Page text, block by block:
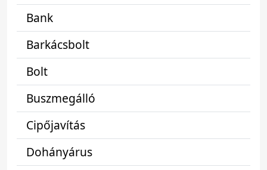
Bank
Barkácsbolt
Bolt
Buszmegálló
Cipőjavítás
Dohányárus